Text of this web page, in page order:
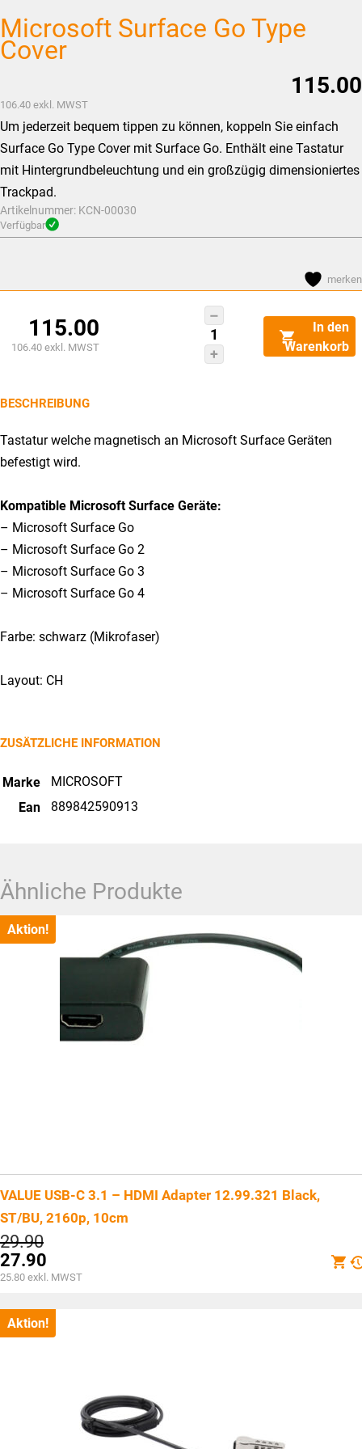
Microsoft Surface Go Type
Cover
115.00
106.40 exkl. MWST
Um jederzeit bequem tippen zu können, koppeln Sie einfach
Surface Go Type Cover mit Surface Go. Enthält eine Tastatur
mit Hintergrundbeleuchtung und ein großzügig dimensioniertes
Trackpad.
Artikelnummer: KCN-00030
Verfügbar
merken
115.00
106.40 exkl. MWST
Microsoft
Surface
Go
In den
Warenkorb
BESCHREIBUNG
Tastatur welche magnetisch an Microsoft Surface Geräten
befestigt wird.
Kompatible Microsoft Surface Geräte:
– Microsoft Surface Go
– Microsoft Surface Go 2
– Microsoft Surface Go 3
– Microsoft Surface Go 4
Farbe: schwarz (Mikrofaser)
Layout: CH
ZUSÄTZLICHE INFORMATION
Marke
MICROSOFT
Ean
889842590913
Ähnliche Produkte
Aktion!
VALUE USB-C 3.1 – HDMI Adapter 12.99.321 Black,
ST/BU, 2160p, 10cm
29.90Ursprünglicher
Preis
war:
CHF29.90
27.90
Aktueller
ist:
CHF27.90.
25.80 exkl. MWST
Aktion!